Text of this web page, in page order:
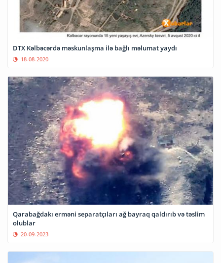
DTX Kəlbəcərdə məskunlaşma ilə bağlı məlumat yaydı
18-08-2020
Qarabağdakı erməni separatçıları ağ bayraq qaldırıb və təslim
olublar
20-09-2023